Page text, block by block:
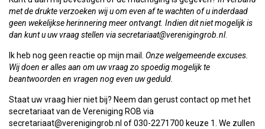
met de drukte verzoeken wij u om even af te wachten of u inderdaad
geen wekelijkse herinnering meer ontvangt. Indien dit niet mogelijk is
dan kunt u uw vraag stellen via secretariaat@verenigingrob.nl.
Ik heb nog geen reactie op mijn mail. Onze welgemeende excuses.
Wij doen er alles aan om uw vraag zo spoedig mogelijk te
beantwoorden en vragen nog even uw geduld.
Staat uw vraag hier niet bij? Neem dan gerust contact op met het
secretariaat van de Vereniging ROB via
secretariaat@verenigingrob.nl of 030-2271700 keuze 1. We zullen